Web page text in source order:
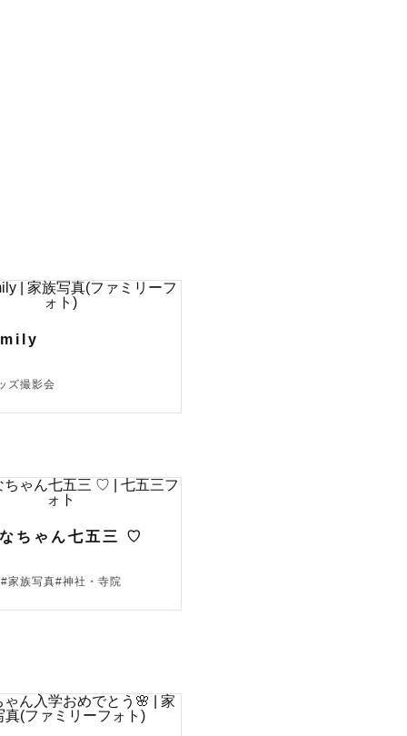
いです🌟
ズ撮影会
ちゃん七五三 ♡
家族写真#神社・寺院